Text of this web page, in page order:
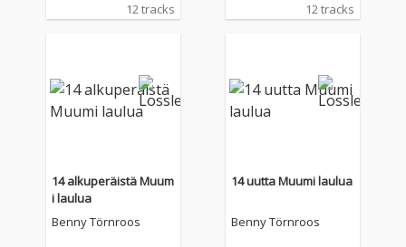
12 tracks 12 tracks
14 alkuperäistä Muum
i laulua
Benny Törnroos
14 uutta Muumi laulua
Benny Törnroos